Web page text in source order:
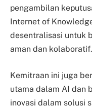
pengambilan
Internet of
desentralisasi untuk
aman dan kolaboratif.
Kemitraan ini juga
utama dalam AI dan
inovasi dalam solusi